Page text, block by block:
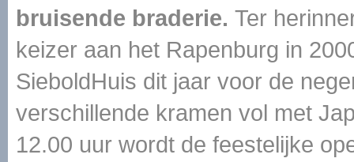
bruisende braderie. Ter
keizer aan het Rapenburg in
SieboldHuis dit jaar voor de
verschillende kramen vol met
12.00 uur wordt de feestelijke